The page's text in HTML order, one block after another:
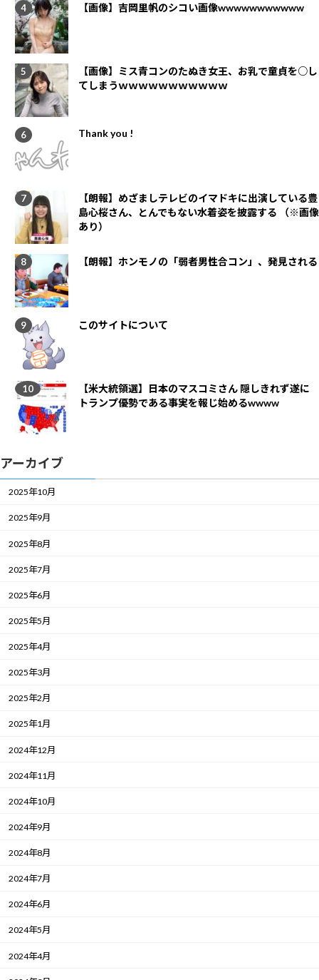
【画像】吉岡里帆のシコい画像wwwwwwwwwww
【画像】ミス青コンのたぬき女王、お乳で童貞を○し
てしまうｗｗｗｗｗｗｗｗｗｗｗ
Thank you !
【朗報】めざましテレビのイマドキに出演している豊
島心桜さん、とんでもない水着姿を披露する （※画像
あり）
【朗報】ホンモノの「弱者男性合コン」、発見される
このサイトについて
【米大統領選】日本のマスコミさん 隠しきれず遂に
トランプ優勢である事実を報じ始めるwwww
アーカイブ
2025年10月
2025年9月
2025年8月
2025年7月
2025年6月
2025年5月
2025年4月
2025年3月
2025年2月
2025年1月
2024年12月
2024年11月
2024年10月
2024年9月
2024年8月
2024年7月
2024年6月
2024年5月
2024年4月